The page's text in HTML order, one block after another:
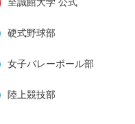
硬式野球部
女子バレーボール部
陸上競技部